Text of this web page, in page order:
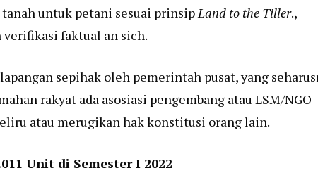
untuk petani sesuai prinsipLand to the Tiller.,
verifikasi faktual an sich.
sepihak oleh pemerintah pusat, yang
rakyat ada asosiasi pengembang atau LSM/NGO
atau merugikan hak konstitusi orang lain.
Unit di Semester I 2022